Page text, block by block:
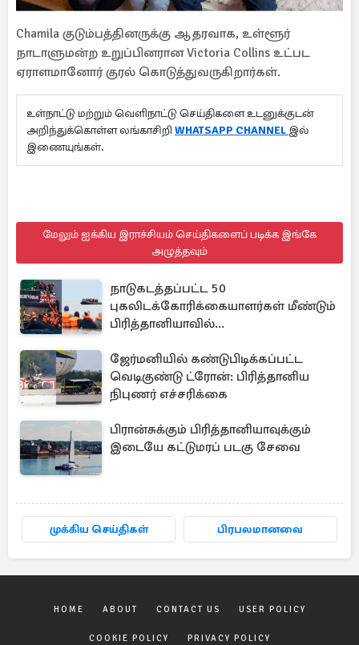
Chamila குடும்பத்தினருக்கு ஆதரவாக, உள்ளூர்
நாடாளுமன்ற உறுப்பினரான Victoria Collins உட்பட
ஏராளமானோர் குரல் கொடுத்துவருகிறார்கள்.
உள்நாட்டு மற்றும் வெளிநாட்டு செய்திகளை உடனுக்குடன்
அறிந்துக்கொள்ள லங்காசிறி WHATSAPP CHANNEL இல்
இணையுங்கள்.
மேலும் ஐக்கிய இராச்சியம் செய்திகளைப் படிக்க இங்கே
அழுத்தவும்
நாடுகடத்தப்பட்ட 50
புகலிடக்கோரிக்கையாளர்கள் மீண்டும்
பிரித்தானியாவில்...
ஜேர்மனியில் கண்டுபிடிக்கப்பட்ட
வெடிகுண்டு ட்ரோன்: பிரித்தானிய
நிபுணர் எச்சரிக்கை
பிரான்சுக்கும் பிரித்தானியாவுக்கும்
இடையே கட்டுமரப் படகு சேவை
முக்கிய செய்திகள் பிரபலமானவை
HOME ABOUT CONTACT US USER POLICY
COOKIE POLICY PRIVACY POLICY